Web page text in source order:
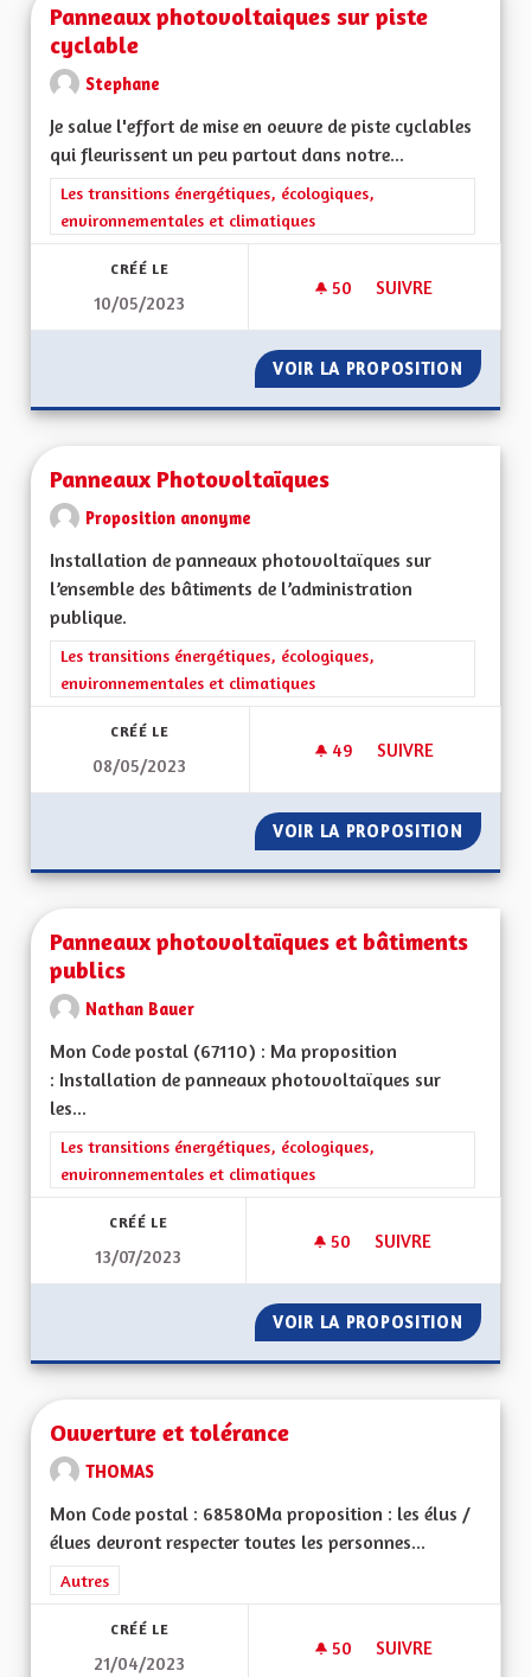
Panneaux photovoltaiques sur piste
cyclable
Stephane
Je salue l'effort de mise en oeuvre de piste cyclables
qui fleurissent un peu partout dans notre...
Filtrer les résultats de la catégorie : Les transitions
Les transitions énergétiques, écologiques,
environnementales et climatiques
CRÉÉ LE
10/05/2023
50 50 ABONNÉS
SUIVRE
VOIR LA PROPOSITION
Panneaux Photovoltaïques
Proposition anonyme
Installation de panneaux photovoltaïques sur
l’ensemble des bâtiments de l’administration
publique.
Filtrer les résultats de la catégorie : Les transitions
Les transitions énergétiques, écologiques,
environnementales et climatiques
CRÉÉ LE
08/05/2023
49 49 ABONNÉS
SUIVRE
VOIR LA PROPOSITION
Panneaux photovoltaïques et bâtiments
publics
Nathan Bauer
Mon Code postal (67110) : Ma proposition
: Installation de panneaux photovoltaïques sur
les...
Filtrer les résultats de la catégorie : Les transitions
Les transitions énergétiques, écologiques,
environnementales et climatiques
CRÉÉ LE
13/07/2023
50 50 ABONNÉS
SUIVRE
VOIR LA PROPOSITION
Ouverture et tolérance
THOMAS
Mon Code postal : 68580Ma proposition : les élus /
élues devront respecter toutes les personnes...
Filtrer les résultats de la catégorie : Autres
Autres
CRÉÉ LE
21/04/2023
50 50 ABONNÉS
SUIVRE